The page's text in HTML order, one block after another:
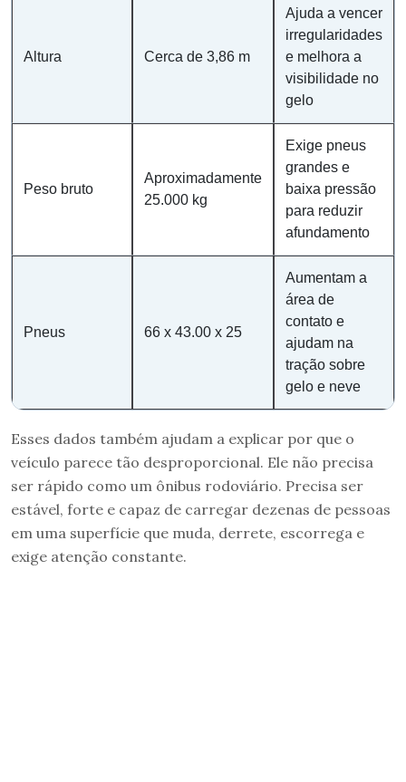
Altura Cerca de 3,86 m
Ajuda a vencer
irregularidades
e melhora a
visibilidade no
gelo
Peso bruto
Aproximadamente
25.000 kg
Exige pneus
grandes e
baixa pressão
para reduzir
afundamento
Pneus 66 x 43.00 x 25
Aumentam a
área de
contato e
ajudam na
tração sobre
gelo e neve
Esses dados também ajudam a explicar por que o
veículo parece tão desproporcional. Ele não precisa
ser rápido como um ônibus rodoviário. Precisa ser
estável, forte e capaz de carregar dezenas de pessoas
em uma superfície que muda, derrete, escorrega e
exige atenção constante.